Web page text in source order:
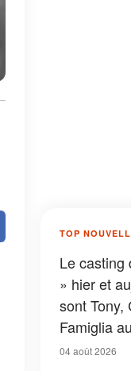
TOP
Le casting
» hier et
sont Tony,
Famiglia
04 août 2026